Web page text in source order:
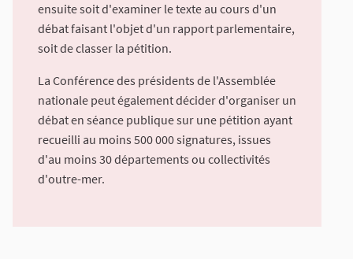
ensuite soit d'examiner le texte au cours d'un
débat faisant l'objet d'un rapport parlementaire,
soit de classer la pétition.
La Conférence des présidents de l'Assemblée
nationale peut également décider d'organiser un
débat en séance publique sur une pétition ayant
recueilli au moins 500 000 signatures, issues
d'au moins 30 départements ou collectivités
d'outre-mer.